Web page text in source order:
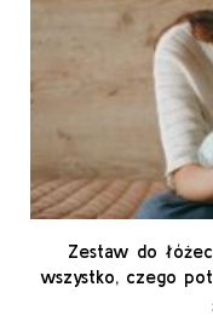
Zestaw do
wszystko, czego